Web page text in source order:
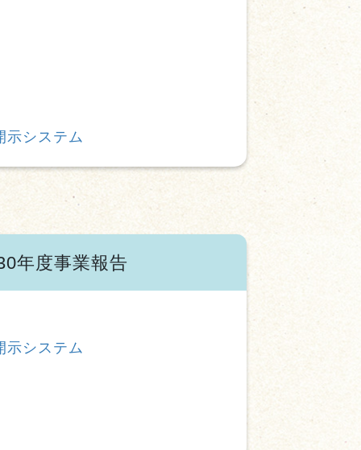
システム
年度事業報告
システム